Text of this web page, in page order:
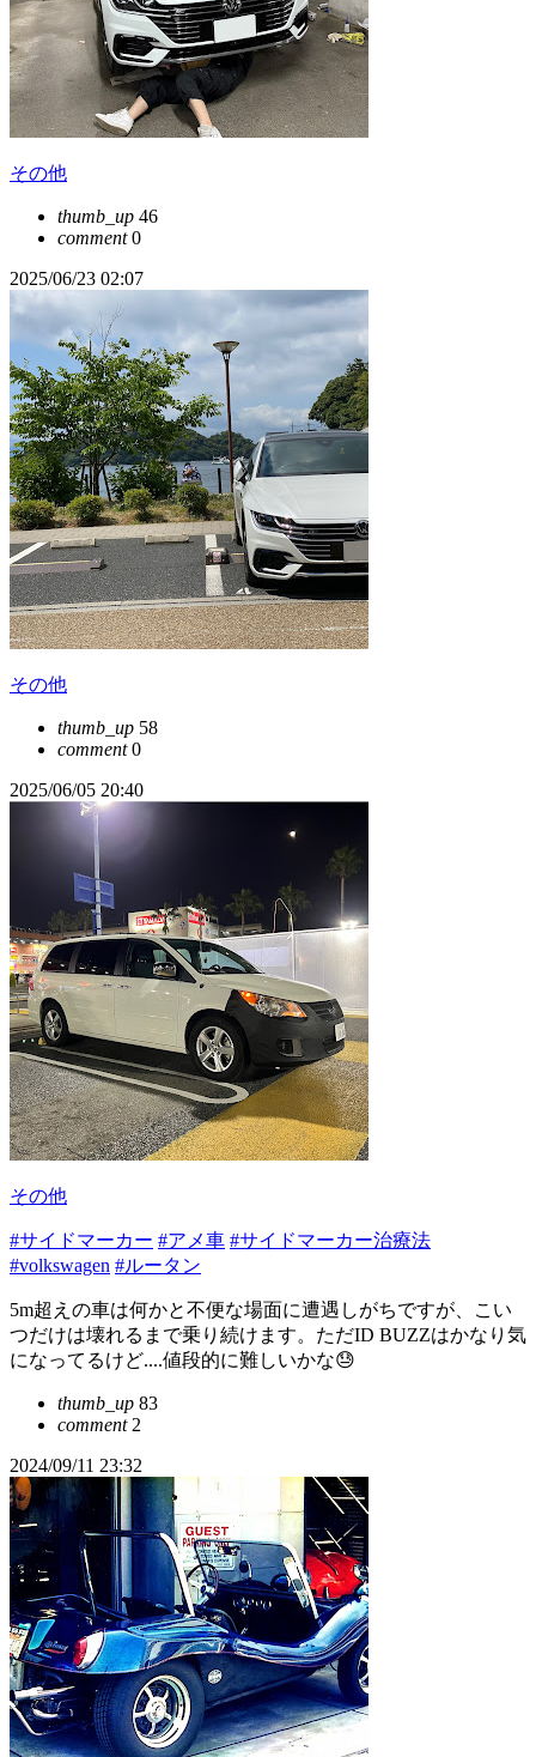
その他
thumb_up 46
comment0
2025/06/23 02:07
その他
thumb_up 58
comment0
2025/06/05 20:40
その他
#サイドマーカー #アメ車 #サイドマーカー治療法
#volkswagen #ルータン
5m超えの車は何かと不便な場面に遭遇しがちですが、こい
つだけは壊れるまで乗り続けます。ただID BUZZはかなり気
になってるけど....値段的に難しいかな😓
thumb_up 83
comment2
2024/09/11 23:32